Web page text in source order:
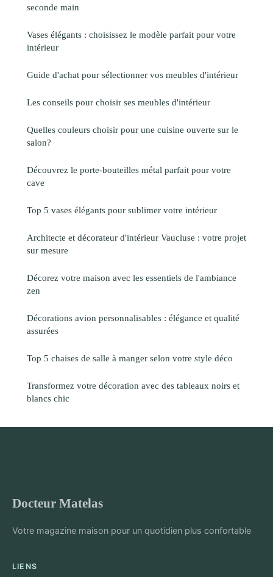
seconde main
Vases élégants : choisissez le modèle parfait pour votre
intérieur
Guide d'achat pour sélectionner vos meubles d'intérieur
Les conseils pour choisir ses meubles d'intérieur
Quelles couleurs choisir pour une cuisine ouverte sur le
salon?
Découvrez le porte-bouteilles métal parfait pour votre
cave
Top 5 vases élégants pour sublimer votre intérieur
Architecte et décorateur d'intérieur Vaucluse : votre projet
sur mesure
Décorez votre maison avec les essentiels de l'ambiance
zen
Décorations avion personnalisables : élégance et qualité
assurées
Top 5 chaises de salle à manger selon votre style déco
Transformez votre décoration avec des tableaux noirs et
blancs chic
Docteur Matelas
Votre magazine maison pour un quotidien plus confortable
LIENS